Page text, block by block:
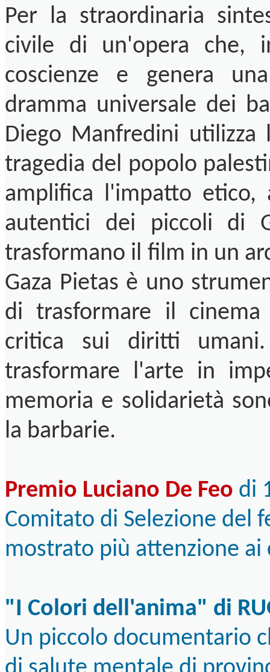
Per la straordinaria
civile di un'opera che,
coscienze e genera
dramma universale dei
Diego Manfredini utilizza
tragedia del popolo
amplifica l'impatto etico,
autentici dei piccoli di
trasformano il film in un
Gaza Pietas è uno
di trasformare il
critica sui diritti
trasformare l'arte in
memoria e solidarietà
la barbarie.
Premio Luciano De Feo di
Comitato di Selezione del
mostrato più attenzione
"I Colori dell'anima" di
Un piccolo documentario